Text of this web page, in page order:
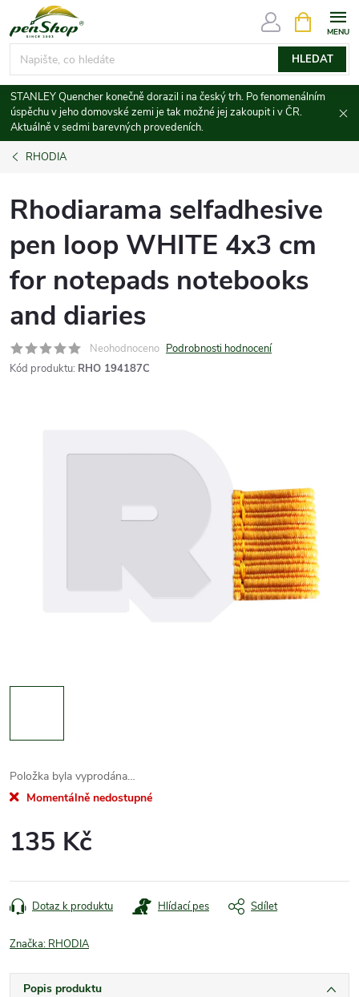
na
obsah
HLEDAT
NÁKUPNÍ
KOŠÍK
STANLEY Quencher konečně dorazil i na český trh. Po fenomenálním
úspěchu v jeho domovské zemi je tak možné jej zakoupit i v ČR.
Aktuálně v sedmi barevných provedeních.
RHODIA
Rhodiarama selfadhesive
pen loop WHITE 4x3 cm
for notepads notebooks
and diaries
Neohodnoceno Podrobnosti hodnocení
Kód produktu: RHO 194187C
Položka byla vyprodána…
Momentálně nedostupné
135 Kč
cena:
Dotaz k produktu Hlídací pes Sdílet
Značka: RHODIA
Popis produktu